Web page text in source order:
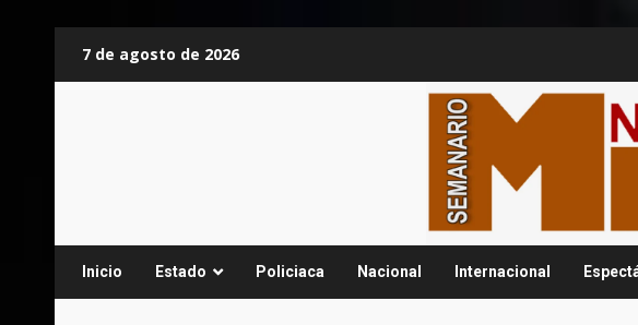
7 de agosto de 2026
Inicio Estado Policiaca Nacional Internacional